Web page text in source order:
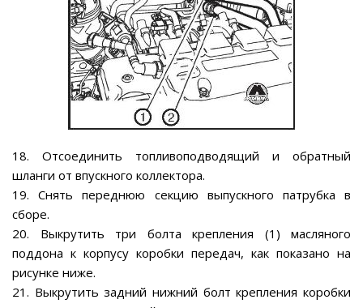
18. Отсоединить топливоподводящий и обратный
шланги от впускного коллектора.
19. Снять переднюю секцию выпускного патрубка в
сборе.
20. Выкрутить три болта крепления (1) масляного
поддона к корпусу коробки передач, как показано на
рисунке ниже.
21. Выкрутить задний нижний болт крепления коробки